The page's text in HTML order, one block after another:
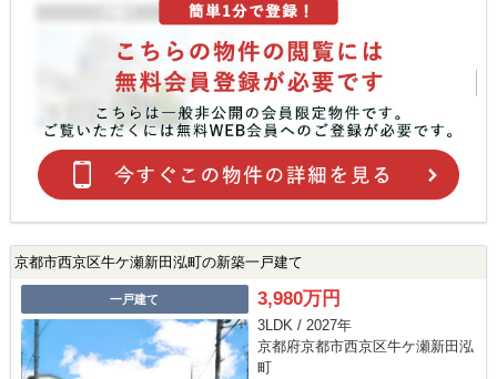
京都市西京区牛ケ瀬新田泓町の新築一戸建て
一戸建て 3,980万円
3LDK / 2027年
京都府京都市西京区牛ケ瀬新田泓
町